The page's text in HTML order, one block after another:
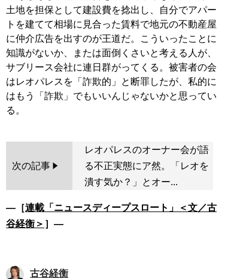
土地を担保として建設費を捻出し、自分でアパー
トを建てて相場に見合った賃料で地元の不動産屋
に仲介広告を出すのが王道だ。こういったことに
知識がないか、または面倒くさいと考える人が、
サブリース会社に連日群がってくる。被害者の会
はレオパレスを「詐欺的」と断罪したが、私的に
はもう「詐欺」でもいいんじゃないかと思ってい
次の記事
レオパレスのオーナー会が語
る不正実態にア然。「レオを
潰す気か？」とオー...
―［連載「ニュースディープスロート」＜文／古
谷経衡＞ ］―
古谷経衡